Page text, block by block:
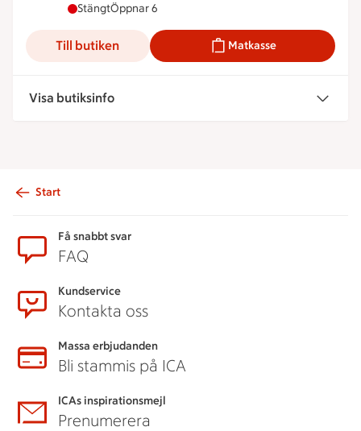
ICA Kvantum Nybro har stängt, öppnar klockan 6
StängtÖppnar 6
Till butiken Matkasse
Visa butiksinfo
Start
Få snabbt svar
FAQ
Kundservice
Kontakta oss
Massa erbjudanden
Bli stammis på ICA
ICAs inspirationsmejl
Prenumerera